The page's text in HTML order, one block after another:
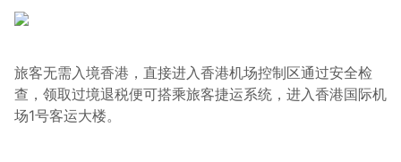
旅客无需入境香港，直接进入香港机场控制区通过安全检
查，领取过境退税便可搭乘旅客捷运系统，进入香港国际机
场1号客运大楼。